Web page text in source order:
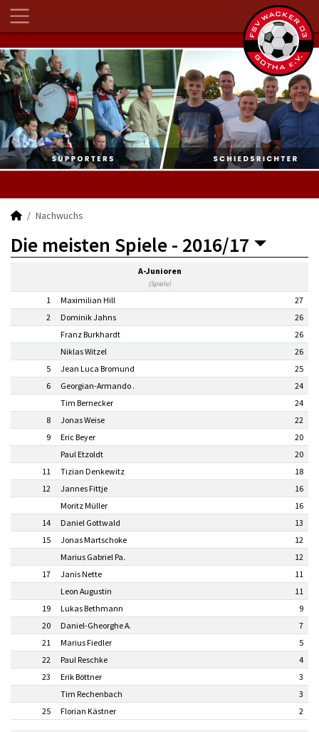
Nachwuchs
Die meisten Spiele - 2016/17
A-Junioren
(Spiele)
1 Maximilian Hill
27
2
Dominik Jahns
26
Franz Burkhardt
26
Niklas Witzel
26
5
Jean Luca Bromund
25
6
Georgian-Armando .
24
Tim Bernecker
24
8
Jonas Weise
22
9
Eric Beyer
20
Paul Etzoldt
20
11
Tizian Denkewitz
18
12
Jannes Fittje
16
Moritz Müller
16
14
Daniel Gottwald
13
15
Jonas Martschoke
12
Marius Gabriel Pa.
12
17
Janis Nette
11
Leon Augustin
11
19
Lukas Bethmann
9
20
Daniel-Gheorghe A.
7
21
Marius Fiedler
5
22
Paul Reschke
4
23
Erik Böttner
3
Tim Rechenbach
3
25
Florian Kästner 2